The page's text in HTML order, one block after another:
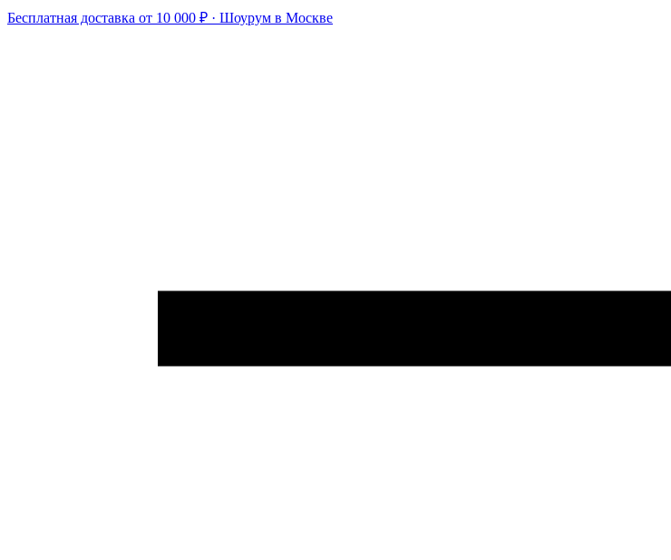
Бесплатная доставка от 10 000 ₽ · Шоурум в Москве